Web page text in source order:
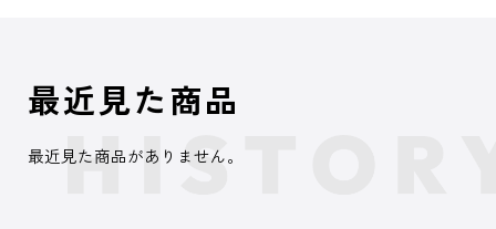
最近見た商品
最近見た商品がありません。